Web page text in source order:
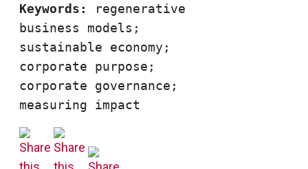
Keywords:
regenerative
business models;
sustainable economy;
corporate purpose;
corporate governance;
measuring impact